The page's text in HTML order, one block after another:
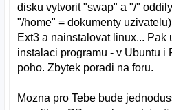
disku vytvorit "swap" a "/"
"/home" = dokumenty
Ext3 a nainstalovat linux... Pak
instalaci programu - v Ubuntu i
poho. Zbytek poradi na foru.
Mozna pro Tebe bude